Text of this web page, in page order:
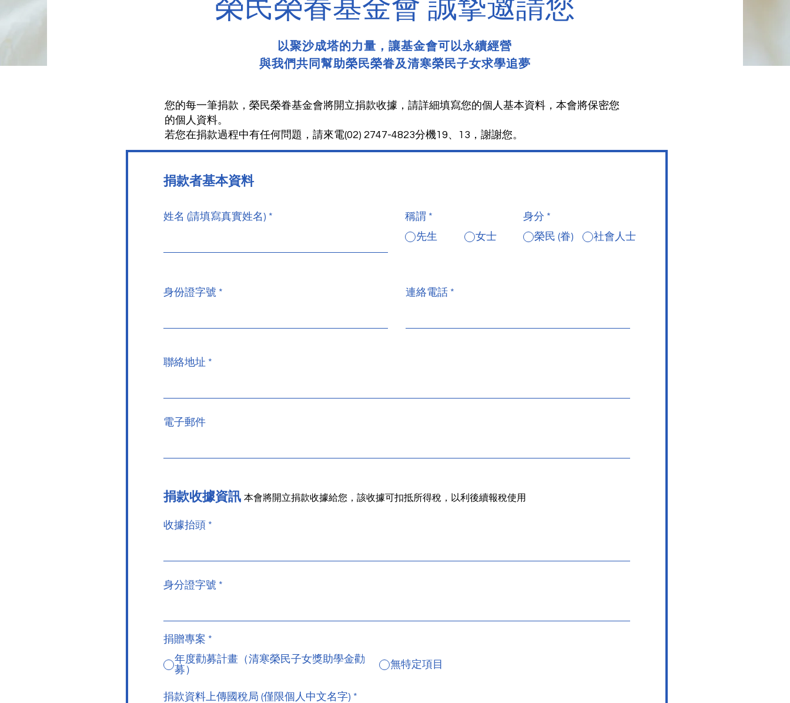
以聚沙成塔的力量，讓基金會可以永續經營
與我們共同幫助榮民榮眷及清寒榮民子女求學追夢
您的每一筆捐款，榮民榮眷基金會將開立捐款收據，請詳細填寫您的個人基本資料，本會將保密您
的個人資料。
若您在捐款過程中有任何問題，請來電(02) 2747-4823分機19、13，謝謝您。
捐款者基本資料
姓名 (請填寫真實姓名) 稱謂 *
先生
女士
身分 *
榮民 (眷)
社會人士
身份證字號 連絡電話
聯絡地址
電子郵件
捐款收據資訊 本會將開立捐款收據給您，該收據可扣抵所得稅，以利後續報稅使用
收據抬頭
身分證字號
捐贈專案 *
年度勸募計畫（清寒榮民子女獎助學金勸
募）
無特定項目
捐款資料上傳國稅局 (僅限個人中文名字) *